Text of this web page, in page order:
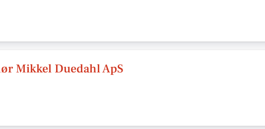
Mikkel Duedahl ApS